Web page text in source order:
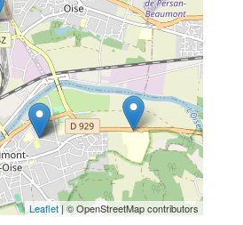
Leaflet| © OpenStreetMap contributors